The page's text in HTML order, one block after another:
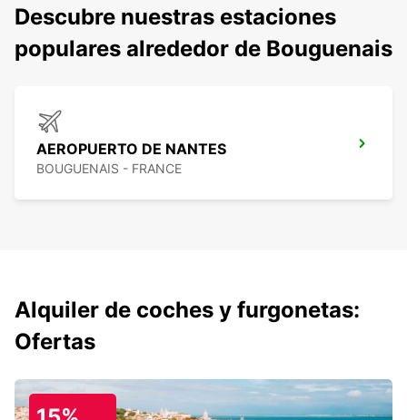
Descubre nuestras estaciones
populares alrededor de Bouguenais
AEROPUERTO DE NANTES
BOUGUENAIS - FRANCE
Alquiler de coches y furgonetas:
Ofertas